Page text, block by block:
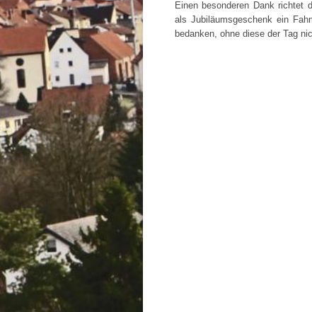
Einen besonderen Dank richtet
als Jubiläumsgeschenk ein
bedanken, ohne diese der Tag